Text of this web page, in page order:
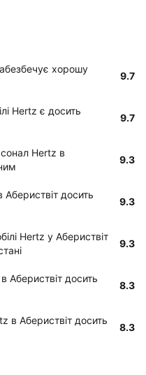
хорошу
9.7
Hertz є досить
9.7
Hertz в
9.3
досить
9.3
Hertz у Абериствіт
9.3
Абериствіт досить
8.3
в Абериствіт досить
8.3